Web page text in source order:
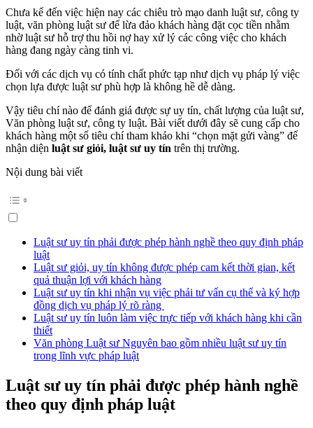
Chưa kể đến việc hiện nay các chiêu trò mạo danh luật sư, công ty
luật, văn phòng luật sư để lừa đảo khách hàng đặt cọc tiền nhằm
nhờ luật sư hỗ trợ thu hồi nợ hay xử lý các công việc cho khách
hàng đang ngày càng tinh vi.
Đối với các dịch vụ có tính chất phức tạp như dịch vụ pháp lý việc
chọn lựa được luật sư phù hợp là không hề dễ dàng.
Vậy tiêu chí nào để đánh giá được sự uy tín, chất lượng của luật sư,
Văn phòng luật sư, công ty luật. Bài viết dưới đây sẽ cung cấp cho
khách hàng một số tiêu chí tham khảo khi “chọn mặt gửi vàng” để
nhận diện luật sư giỏi, luật sư uy tín trên thị trường.
Nội dung bài viết
Luật sư uy tín phải được phép hành nghề theo quy định pháp
luật
Luật sư giỏi, uy tín không được phép cam kết thời gian, kết
quả thuận lợi với khách hàng
Luật sư uy tín khi nhận vụ việc phải tư vấn cụ thể và ký hợp
đồng dịch vụ pháp lý rõ ràng
Luật sư uy tín luôn làm việc trực tiếp với khách hàng khi cần
thiết
Văn phòng Luật sư Nguyên bao gồm nhiều luật sư uy tín
trong lĩnh vực pháp luật
Luật sư uy tín phải được phép hành nghề
theo quy định pháp luật